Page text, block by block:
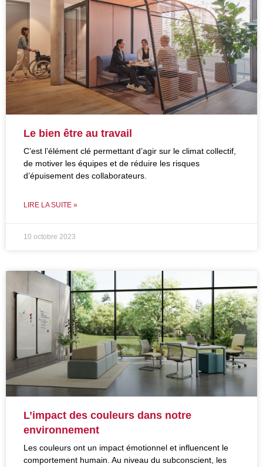
Le bien être au travail
C’est l’élément clé permettant d’agir sur le climat collectif,
de motiver les équipes et de réduire les risques
d’épuisement des collaborateurs.
LIRE LA SUITE »
10 octobre 2023
L’impact des couleurs dans notre
environnement
Les couleurs ont un impact émotionnel et influencent le
comportement humain. Au niveau du subconscient, les